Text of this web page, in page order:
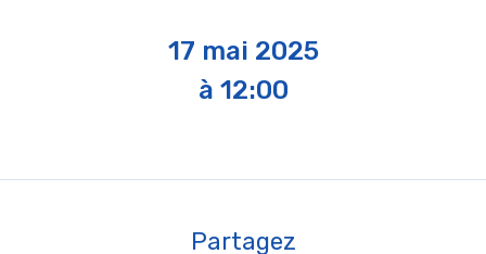
17 mai 2025
à 12:00
Partagez